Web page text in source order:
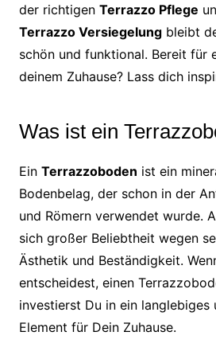
der richtigen Terrazzo Pflege
Terrazzo Versiegelungbleibt
schön und funktional. Bereit für
deinem Zuhause? Lass dich
Was ist ein
Ein Terrazzoboden ist ein
Bodenbelag, der schon in der
und Römern verwendet wurde.
sich großer Beliebtheit wegen
Ästhetik und Beständigkeit.
entscheidest, einen
investierst Du in ein langlebiges
Element für Dein Zuhause.